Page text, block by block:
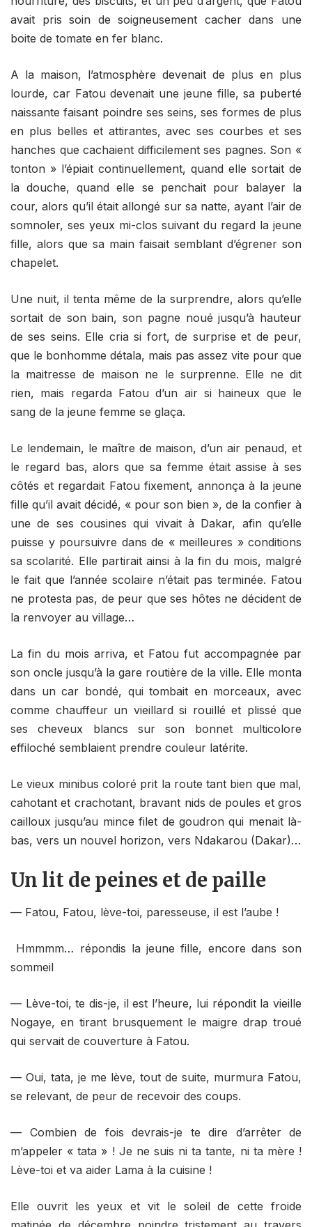
avait pris soin de soigneusement cacher dans une
boite de tomate en fer blanc.
A la maison, l’atmosphère devenait de plus en plus
lourde, car Fatou devenait une jeune fille, sa puberté
naissante faisant poindre ses seins, ses formes de plus
en plus belles et attirantes, avec ses courbes et ses
hanches que cachaient difficilement ses pagnes. Son «
tonton » l’épiait continuellement, quand elle sortait de
la douche, quand elle se penchait pour balayer la
cour, alors qu’il était allongé sur sa natte, ayant l’air de
somnoler, ses yeux mi-clos suivant du regard la jeune
fille, alors que sa main faisait semblant d’égrener son
chapelet.
Une nuit, il tenta même de la surprendre, alors qu’elle
sortait de son bain, son pagne noué jusqu’à hauteur
de ses seins. Elle cria si fort, de surprise et de peur,
que le bonhomme détala, mais pas assez vite pour que
la maitresse de maison ne le surprenne. Elle ne dit
rien, mais regarda Fatou d’un air si haineux que le
sang de la jeune femme se glaça.
Le lendemain, le maître de maison, d’un air penaud, et
le regard bas, alors que sa femme était assise à ses
côtés et regardait Fatou fixement, annonça à la jeune
fille qu’il avait décidé, « pour son bien », de la confier à
une de ses cousines qui vivait à Dakar, afin qu’elle
puisse y poursuivre dans de « meilleures » conditions
sa scolarité. Elle partirait ainsi à la fin du mois, malgré
le fait que l’année scolaire n’était pas terminée. Fatou
ne protesta pas, de peur que ses hôtes ne décident de
la renvoyer au village…
La fin du mois arriva, et Fatou fut accompagnée par
son oncle jusqu’à la gare routière de la ville. Elle monta
dans un car bondé, qui tombait en morceaux, avec
comme chauffeur un vieillard si rouillé et plissé que
ses cheveux blancs sur son bonnet multicolore
effiloché semblaient prendre couleur latérite.
Le vieux minibus coloré prit la route tant bien que mal,
cahotant et crachotant, bravant nids de poules et gros
cailloux jusqu’au mince filet de goudron qui menait là-
bas, vers un nouvel horizon, vers Ndakarou (Dakar)…
Un lit de peines et de paille
­— Fatou, Fatou, lève-toi, paresseuse, il est l’aube !
Hmmmm… répondis la jeune fille, encore dans son
sommeil
— Lève-toi, te dis-je, il est l’heure, lui répondit la vieille
Nogaye, en tirant brusquement le maigre drap troué
qui servait de couverture à Fatou.
— Oui, tata, je me lève, tout de suite, murmura Fatou,
se relevant, de peur de recevoir des coups.
— Combien de fois devrais-je te dire d’arrêter de
m’appeler « tata » ! Je ne suis ni ta tante, ni ta mère !
Lève-toi et va aider Lama à la cuisine !
Elle ouvrit les yeux et vit le soleil de cette froide